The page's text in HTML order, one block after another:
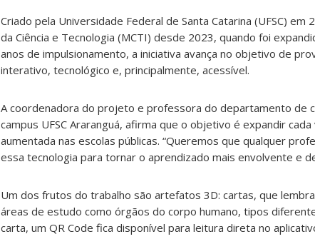
Criado pela Universidade Federal de Santa Catarina (UFSC)
da Ciência e Tecnologia (MCTI) desde 2023, quando foi
anos de impulsionamento, a iniciativa avança no objetivo de
interativo, tecnológico e, principalmente, acessível.
A coordenadora do projeto e professora do departamento de
campus UFSC Araranguá, afirma que o objetivo é expandir
aumentada nas escolas públicas. “Queremos que qualquer
essa tecnologia para tornar o aprendizado mais envolvente e
Um dos frutos do trabalho são artefatos 3D: cartas, que
áreas de estudo como órgãos do corpo humano, tipos
carta, um QR Code fica disponível para leitura direta no